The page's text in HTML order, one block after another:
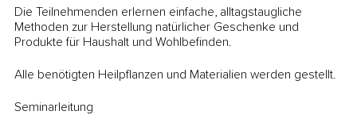
Die Teilnehmenden erlernen einfache, alltagstaugliche
Methoden zur Herstellung natürlicher Geschenke und
Produkte für Haushalt und Wohlbefinden.
Alle benötigten Heilpflanzen und Materialien werden gestellt.
Seminarleitung